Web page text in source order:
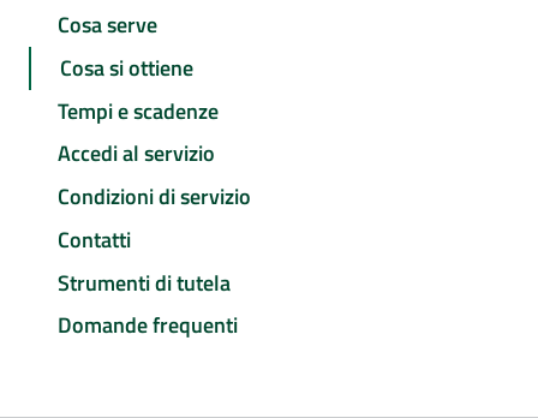
Cosa serve
Cosa si ottiene
Tempi e scadenze
Accedi al servizio
Condizioni di servizio
Contatti
Strumenti di tutela
Domande frequenti